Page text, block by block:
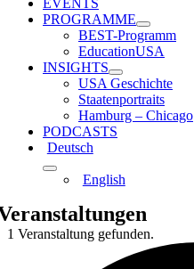
EVENTS
PROGRAMME
BEST-Programm
EducationUSA
INSIGHTS
USA Geschichte
Staatenportraits
Hamburg – Chicago
PODCASTS
Deutsch
English
1 Veranstaltung gefunden.